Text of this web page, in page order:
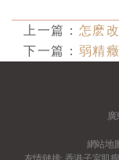
上一篇： 怎麽
下一篇： 弱精
廣
網站地